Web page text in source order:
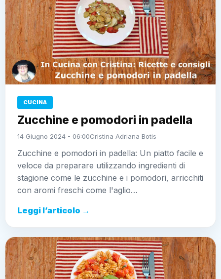
CUCINA
Zucchine e pomodori in padella
14 Giugno 2024 - 06:00Cristina Adriana Botis
Zucchine e pomodori in padella: Un piatto facile e
veloce da preparare utilizzando ingredienti di
stagione come le zucchine e i pomodori, arricchiti
con aromi freschi come l'aglio…
Leggi l’articolo →